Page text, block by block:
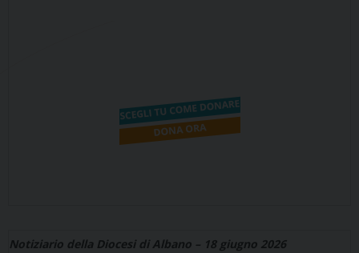
Notiziario della Diocesi di Albano – 18 giugno 2026